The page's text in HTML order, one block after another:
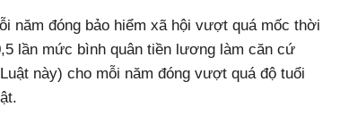
năm đóng bảo hiểm xã hội vượt quá mốc thời
lần mức bình quân tiền lương làm căn cứ
này) cho mỗi năm đóng vượt quá độ tuổi